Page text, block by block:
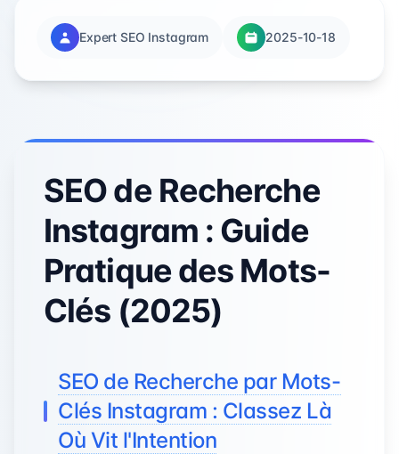
Expert SEO Instagram 2025-10-18
SEO de Recherche
Instagram : Guide
Pratique des Mots-
Clés (2025)
SEO de Recherche par Mots-
Clés Instagram : Classez Là
Où Vit l'Intention